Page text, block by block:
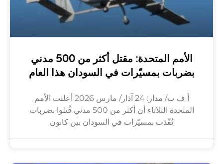
الأمم المتحدة: مقتل أكثر من 500 مدني
بضربات بمسيّرات في السودان هذا العام
أ ف ب/ مدار: 24 آذار/ مارس 2026 أعلنت الأمم
المتحدة الثلاثاء أن أكثر من 500 مدني قُتلوا بضربات
نُفّذت بمسيّرات في السودان بين كانون